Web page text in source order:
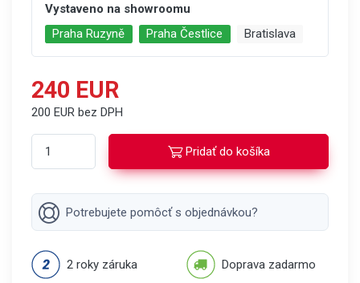
Vystaveno na showroomu
Praha Ruzyně
Praha Čestlice Bratislava
240 EUR
200 EUR bez DPH
Pridať do košíka
Potrebujete pomôcť s objednávkou?
2 roky záruka Doprava zadarmo